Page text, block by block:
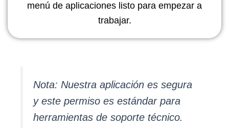
menú de aplicaciones listo para empezar a
trabajar.
Nota: Nuestra aplicación es segura
y este permiso es estándar para
herramientas de soporte técnico.